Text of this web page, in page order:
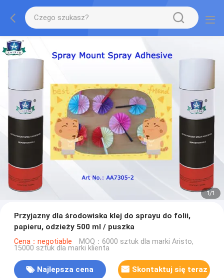
1/1
Przyjazny dla środowiska klej do sprayu do folii,
papieru, odzieży 500 ml / puszka
Cena：negotiable MOQ：6000 sztuk dla marki Aristo,
15000 sztuk dla marki klienta
Najlepsza cena Skontaktuj się teraz